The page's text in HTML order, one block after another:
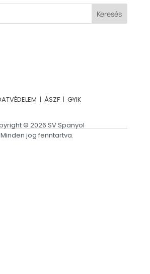
Keresés
| ÁSZF |GYIK
© 2026 SV Spanyol
Minden jog fenntartva.